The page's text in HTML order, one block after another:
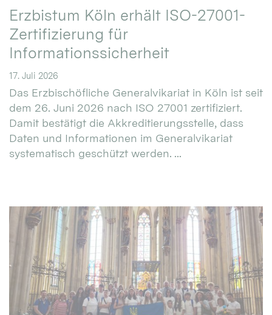
Erzbistum Köln erhält ISO-27001-
Zertifizierung für
Informationssicherheit
17. Juli 2026
Das Erzbischöfliche Generalvikariat in Köln ist seit
dem 26. Juni 2026 nach ISO 27001 zertifiziert.
Damit bestätigt die Akkreditierungsstelle, dass
Daten und Informationen im Generalvikariat
systematisch geschützt werden. ...